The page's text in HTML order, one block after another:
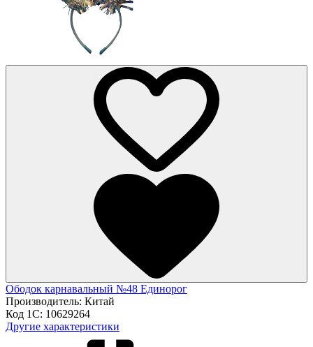
Ободок карнавальный №48 Единорог
Производитель: Китай
Код 1С: 10629264
Другие характеристики